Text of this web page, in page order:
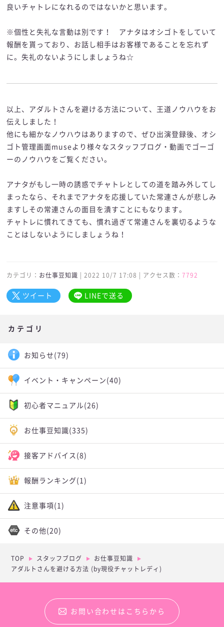
良いチャトレになれるのではないかと思います。
※個性と失礼な言動は別です！ アナタはオシゴトをしていて
報酬を貰っており、お話し相手はお客様であることを忘れず
に。失礼のないようにしましょうね☆
以上、アダルトさんを避ける方法について、王道ノウハウをお
伝えしました！
他にも細かなノウハウはありますので、ぜひ出演登録後、オシ
ゴト管理画面museより様々なスタッフブログ・動画でゴーゴ
ーのノウハウをご覧ください。
アナタがもし一時の誘惑でチャトレとしての道を踏み外してし
まったなら、それまでアナタを応援していた常連さんが悲しみ
ますしその常連さんの面目を潰すことにもなります。
チャトレに慣れてきても、慣れ過ぎて常連さんを裏切るような
ことはしないようにしましょうね！
カテゴリ： お仕事豆知識 | 2022 10/7 17:08 | アクセス数：7792
ツイート LINEで送る
カテゴリ
お知らせ (79)
イベント・キャンペーン (40)
初心者マニュアル(26)
お仕事豆知識(335)
接客アドバイス (8)
報酬ランキング (1)
注意事項 (1)
その他 (20)
TOP スタッフブログ
お仕事豆知識
アダルトさんを避ける方法 (by現役チャットレディ)
お問い合わせはこちらから